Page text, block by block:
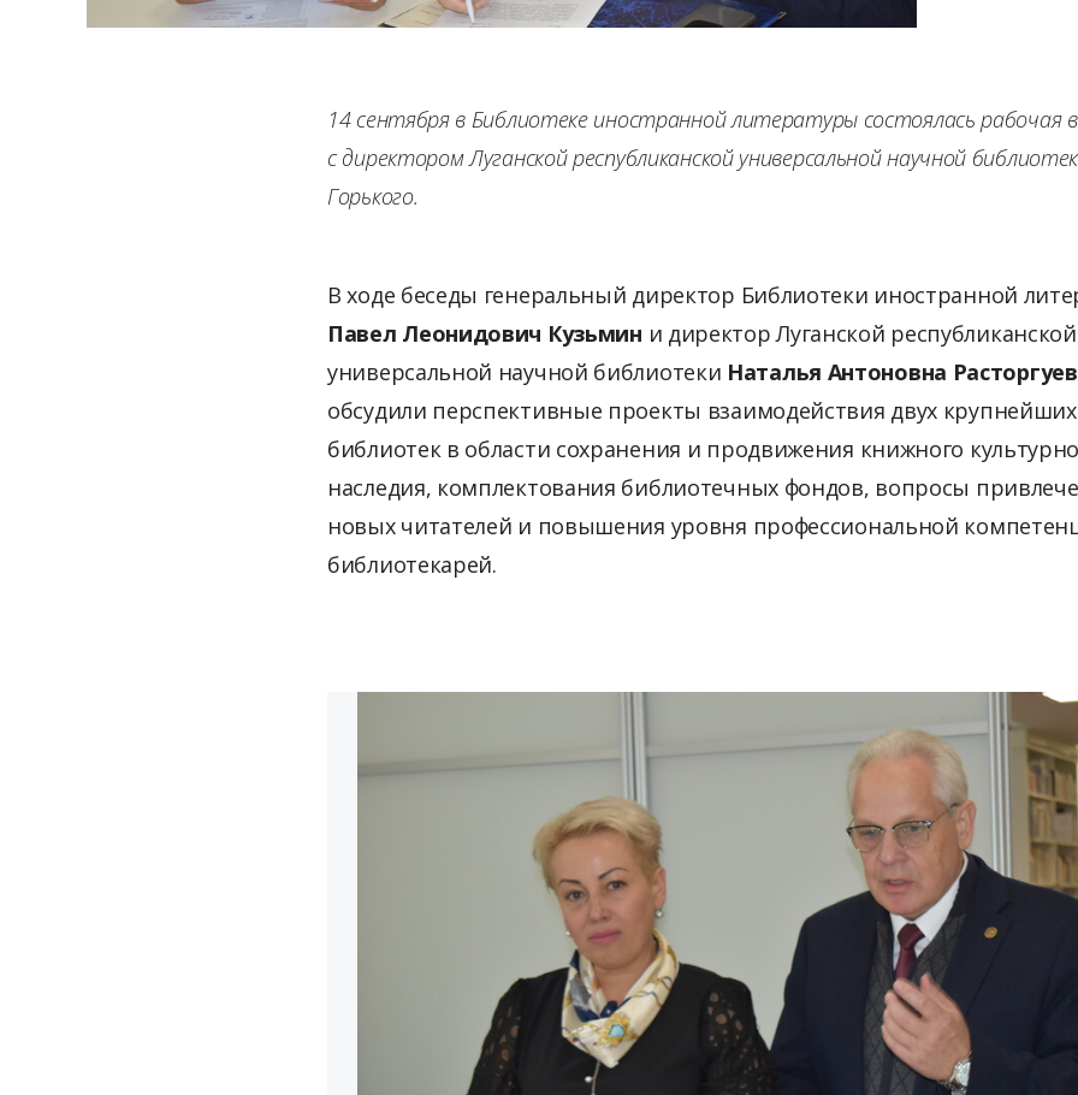
14 сентября в Библиотеке иностранной литературы состоялась рабочая
с директором Луганской республиканской универсальной научной
Горького.
В ходе беседы генеральный директор Библиотеки иностранной
Павел Леонидович Кузьмин и директор Луганской республиканской
универсальной научной библиотеки Наталья Антоновна
обсудили перспективные проекты взаимодействия двух крупнейших
библиотек в области сохранения и продвижения книжного
наследия, комплектования библиотечных фондов, вопросы
новых читателей и повышения уровня профессиональной
библиотекарей.